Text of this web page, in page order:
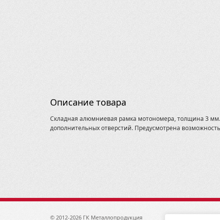
Описание товара
Складная алюмниевая рамка мотономера, толщина 3
дополнительных отверстий. Предусмотрена
© 2012-2026 ГК Металлопродукция